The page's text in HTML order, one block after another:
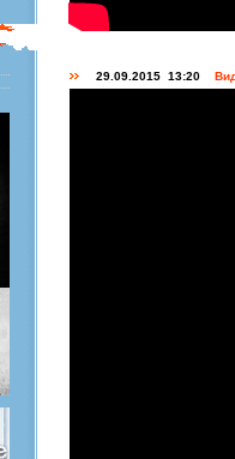
29.09.2015 13:20